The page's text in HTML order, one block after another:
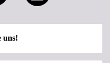
uns!